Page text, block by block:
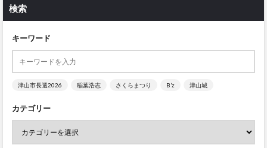
検索
キーワード
津山市長選2026 稲葉浩志 さくらまつり B’z 津山城
カテゴリー